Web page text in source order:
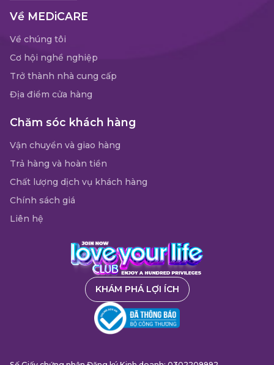
Về MEDiCARE
Về chúng tôi
Cơ hội nghề nghiệp
Trở thành nhà cung cấp
Địa điểm cửa hàng
Chăm sóc khách hàng
Vận chuyển và giao hàng
Trả hàng và hoàn tiền
Chất lượng dịch vụ khách hàng
Chính sách giá
Liên hệ
KHÁM PHÁ LỢI ÍCH